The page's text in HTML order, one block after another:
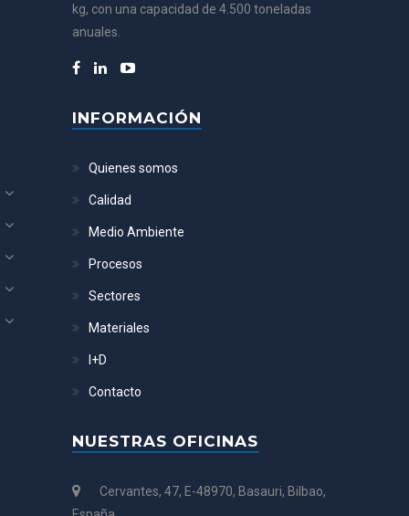
kg, con una capacidad de 4.500 toneladas
anuales.
INFORMACIÓN
Quienes somos
Calidad
Medio Ambiente
Procesos
Sectores
Materiales
I+D
Contacto
NUESTRAS OFICINAS
Cervantes, 47, E-48970, Basauri, Bilbao,